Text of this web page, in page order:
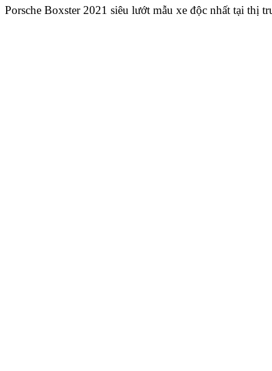
Porsche Boxster 2021 siêu lướt mẫu xe độc nhất tại thị